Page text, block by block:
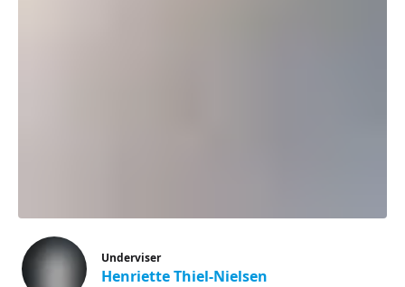
Underviser
Henriette Thiel-Nielsen